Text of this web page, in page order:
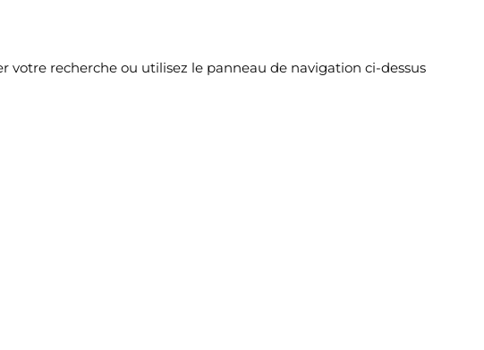
votre recherche ou utilisez le panneau de navigation ci-dessus